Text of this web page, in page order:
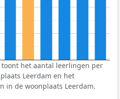
het aantal leerlingen per
Leerdam en het
in de woonplaats Leerdam.